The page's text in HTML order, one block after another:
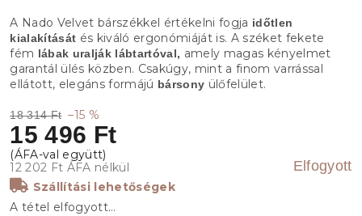
18 314 Ft –15 %
15 496 Ft
12 202 Ft ÁFA nélkül Elfogyott
Szállítási lehetőségek
A tétel elfogyott…
A Nado Velvet bárszékkel értékelni fogja időtlen
kialakítását és kiváló ergonómiáját is. A széket fekete
fém lábak uralják lábtartóval, amely magas kényelmet
garantál ülés közben. Csakúgy, mint a finom varrással
ellátott, elegáns formájú bársony ülőfelület.